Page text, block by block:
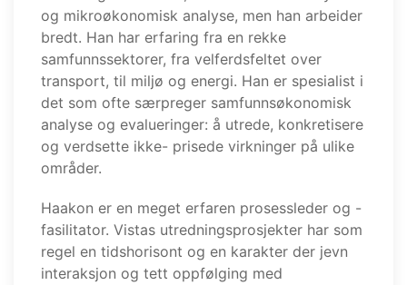
og mikroøkonomisk analyse, men han arbeider
bredt. Han har erfaring fra en rekke
samfunnssektorer, fra velferdsfeltet over
transport, til miljø og energi. Han er spesialist i
det som ofte særpreger samfunnsøkonomisk
analyse og evalueringer: å utrede, konkretisere
og verdsette ikke- prisede virkninger på ulike
områder.
Haakon er en meget erfaren prosessleder og -
fasilitator. Vistas utredningsprosjekter har som
regel en tidshorisont og en karakter der jevn
interaksjon og tett oppfølging med